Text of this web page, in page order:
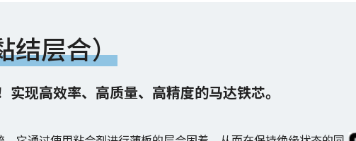
结层合）
现高效率、高质量、高精度的马达铁芯。